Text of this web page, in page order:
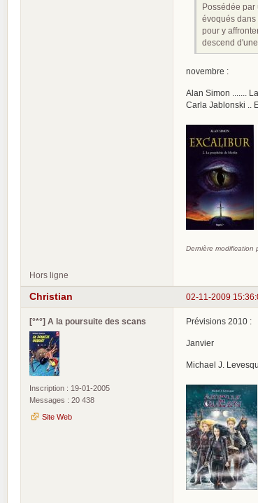
Possédée par
évoqués
pour y
descend
novembre :
Alan Simon .......
Carla Jablonski ..
Dernière modification
Hors ligne
02-11-2009
Christian
[°*°] A la poursuite des scans
Inscription : 19-01-2005
Messages : 20 438
Site Web
Prévisions 2010 :
Janvier
Michael J.